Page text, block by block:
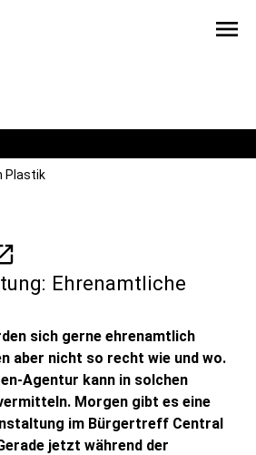
menu
Plastik
Ehrenamtliche
sich gerne ehrenamtlich
aber nicht so recht wie und wo.
Agentur kann in solchen
Morgen gibt es eine
im Bürgertreff Central
jetzt während der